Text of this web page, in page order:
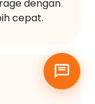
dengan
cepat.